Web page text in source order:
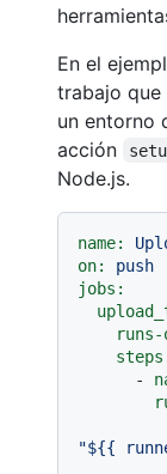
En el
trabajo que
un entorno
acción
Node.js.
name:
on:
push
jobs:
runs-
-
"${{